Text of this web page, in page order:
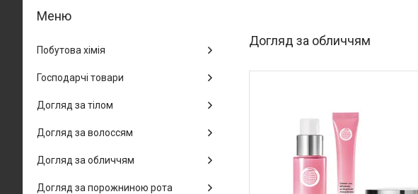
Догляд за обличчям
Побутова хімія
Господарчі товари
Догляд за тілом
Догляд за волоссям
Догляд за обличчям
Догляд за порожниною рота